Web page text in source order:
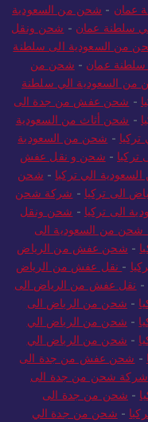
عمان - شحن من السعودية
سلطنة عمان - شحن ونقل
من السعودية الى سلطنة
عمان - شحن من
السعودية الي سلطنة
- شحن عفش من جدة الى
- شحن أثاث من السعودية
- شحن من السعودية
- شحن و نقل عفش
الي تركيا - شحن
الى تركيا - شركة شحن
الى تركيا - شحن ونقل
من السعودية الى
- شحن عفش من الرياض
- نقل عفش من الرياض
- نقل عفش من الرياض الى
- شحن من الرياض الى
- شحن من الرياض الي
- شحن من الرياض الي
- شحن عفش من جدة الى
شركة شحن من جدة الى
- شحن من جدة الى
- شحن من جدة الي